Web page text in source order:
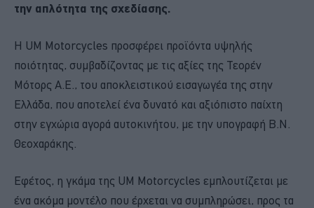
την απλότητα της σχεδίασης.
Η UM Motorcycles προσφέρει προϊόντα υψηλής
ποιότητας, συμβαδίζοντας με τις αξίες της Τεορέν
Μότορς Α.Ε., του αποκλειστικού εισαγωγέα της στην
Ελλάδα, που αποτελεί ένα δυνατό και αξιόπιστο παίχτη
στην εγχώρια αγορά αυτοκινήτου, με την υπογραφή Β.Ν.
Θεοχαράκης.
Εφέτος, η γκάμα της UM Motorcycles εμπλουτίζεται με
ένα ακόμα μοντέλο που έρχεται να συμπληρώσει, προς τα